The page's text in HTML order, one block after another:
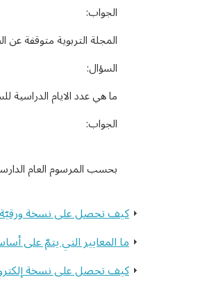
الجواب:
المجلة التربوية متوقفة
السؤال:
ما هي عدد الايام الدراسية
الجواب:
بحسب المرسوم العام الدارسي محدد ب170 يوما ولكن منذ سنوات
كيف تحصل على نسخة ورقيّة من
ما المعايير التي يتمّ على
كيف تحصل على نسخة